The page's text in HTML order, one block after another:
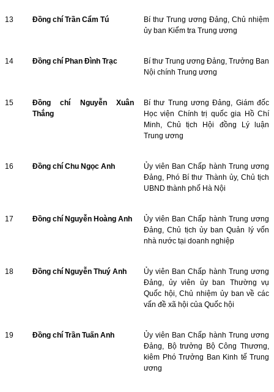
13 Đồng chí Trần Cẩm Tú
Bí thư Trung ương Đảng, Chủ nhiệm
ủy ban Kiểm tra Trung ương
14 Đồng chí Phan Đình Trạc
Bí thư Trung ương Đảng, Trưởng Ban
Nội chính Trung ương
15
Đồng chí Nguyễn Xuân
Thắng
Bí thư Trung ương Đảng, Giám đốc
Học viện Chính trị quốc gia Hồ Chí
Minh, Chủ tịch Hội đồng Lý luận
Trung ương
16 Đồng chí Chu Ngọc Anh
Ủy viên Ban Chấp hành Trung ương
Đảng, Phó Bí thư Thành ủy, Chủ tịch
UBND thành phố Hà Nội
17 Đồng chí Nguyễn Hoàng Anh
Ủy viên Ban Chấp hành Trung ương
Đảng, Chủ tịch ủy ban Quản lý vốn
nhà nước tại doanh nghiệp
18 Đồng chí Nguyễn Thuý Anh
Ủy viên Ban Chấp hành Trung ương
Đảng, ủy viên ủy ban Thường vụ
Quốc hội, Chủ nhiệm ủy ban về các
vấn đề xã hội của Quốc hội
19 Đồng chí Trần Tuấn Anh
Ủy viên Ban Chấp hành Trung ương
Đảng, Bộ trưởng Bộ Công Thương,
kiêm Phó Trưởng Ban Kinh tế Trung
ương